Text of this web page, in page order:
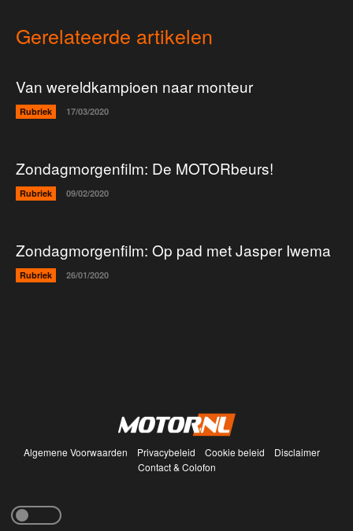
Gerelateerde artikelen
Van wereldkampioen naar monteur
Rubriek 17/03/2020
Zondagmorgenfilm: De MOTORbeurs!
Rubriek 09/02/2020
Zondagmorgenfilm: Op pad met Jasper Iwema
Rubriek 26/01/2020
Algemene Voorwaarden Privacybeleid Cookie beleid
Disclaimer
Contact & Colofon